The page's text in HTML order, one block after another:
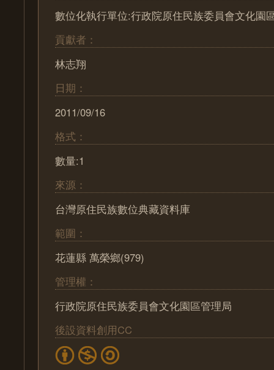
數位化執行單位:行政院原住民族委員會文化園
貢獻者：
林志翔
日期：
2011/09/16
格式：
數量:1
來源：
台灣原住民族數位典藏資料庫
範圍：
花蓮縣 萬榮鄉(979)
管理權：
行政院原住民族委員會文化園區管理局
後設資料創用CC